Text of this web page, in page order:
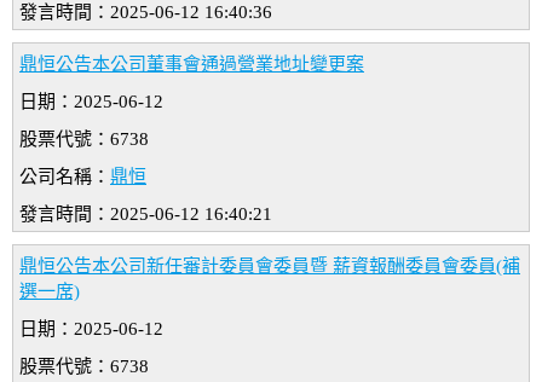
發言時間：2025-06-12 16:40:36
鼎恒公告本公司董事會通過營業地址變更案
日期：2025-06-12
股票代號：6738
公司名稱： 鼎恒
發言時間：2025-06-12 16:40:21
鼎恒公告本公司新任審計委員會委員暨 薪資報酬委員會委員(補
選一席)
日期：2025-06-12
股票代號：6738